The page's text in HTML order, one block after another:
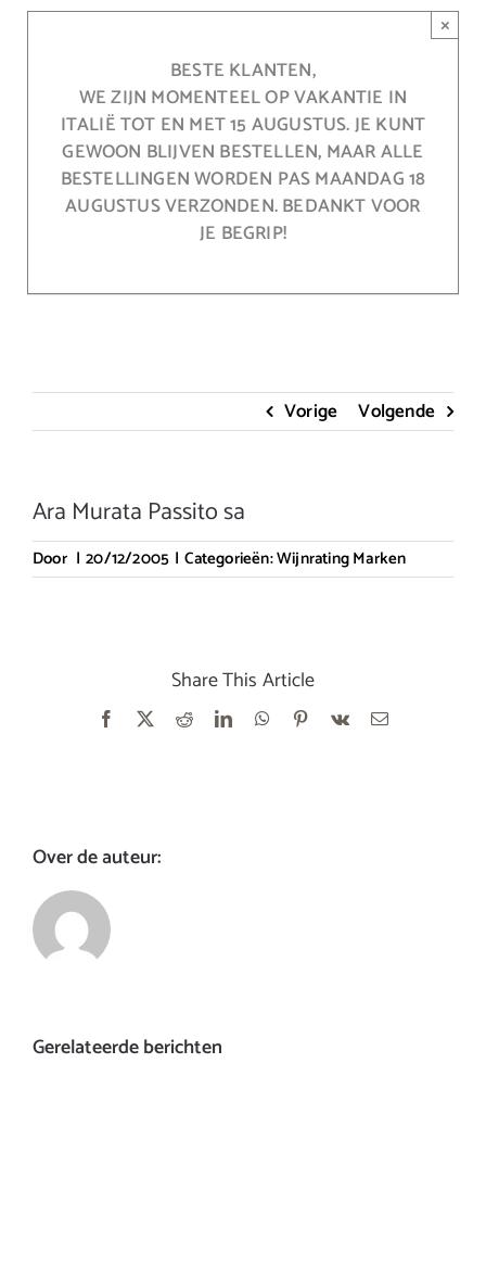
BESTE KLANTEN,
WE ZIJN MOMENTEEL OP VAKANTIE IN
ITALIË TOT EN MET 15 AUGUSTUS. JE KUNT
GEWOON BLIJVEN BESTELLEN, MAAR ALLE
BESTELLINGEN WORDEN PAS MAANDAG 18
AUGUSTUS VERZONDEN. BEDANKT VOOR
JE BEGRIP!
×
Vorige Volgende
Ara Murata Passito sa
Door | 20/12/2005 | Categorieën:Wijnrating Marken
Share This Article
Facebook RedditLinkedInWhatsApp
Pinterest
Vk
E-
Over de auteur:
Gerelateerde berichten